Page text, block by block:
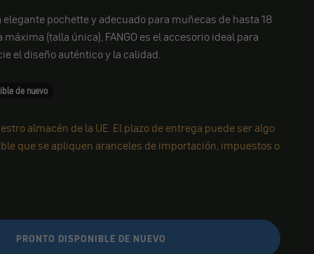
pochette y adecuado para muñecas de hasta 18
(talla única), FANGO es el accesorio ideal para
el diseño auténtico y la calidad.
de nuevo
almacén de la UE. El plazo de entrega puede ser algo
que se apliquen aranceles de importación, impuestos o
PRONTO DISPONIBLE DE NUEVO